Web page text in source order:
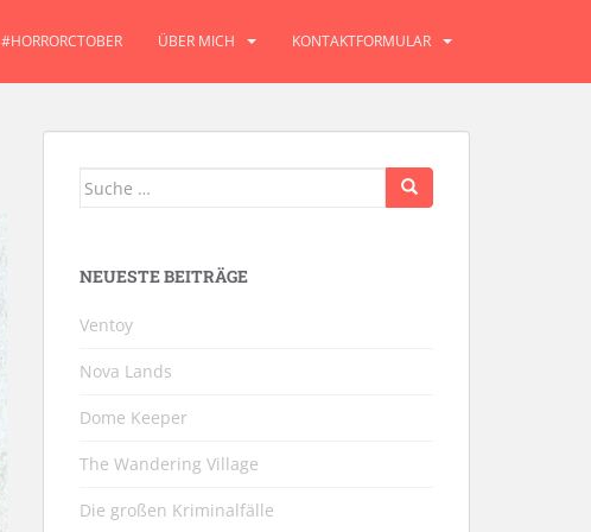
#HORRORCTOBER ÜBER MICH KONTAKTFORMULAR
Suche
NEUESTE BEITRÄGE
Ventoy
Nova Lands
Dome Keeper
The Wandering Village
Die großen Kriminalfälle